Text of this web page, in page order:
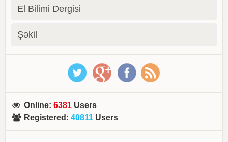
El Bilimi Dergisi
Şəkil
Online:6381 Users
Registered :40811 Users